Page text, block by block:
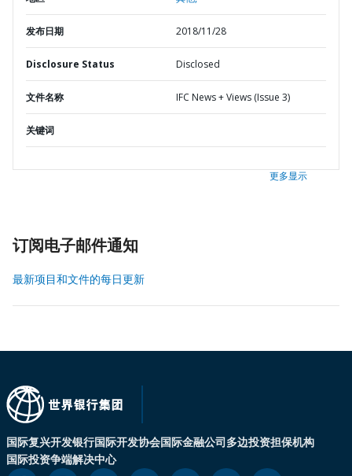
发布日期 2018/11/28
Disclosure Status Disclosed
文件名称 IFC News + Views (Issue 3)
关键词
更多显示
订阅电子邮件通知
最新项目和文件的每日更新
国际复兴开发银行国际开发协会国际金融公司多边投资担保机构
国际投资争端解决中心